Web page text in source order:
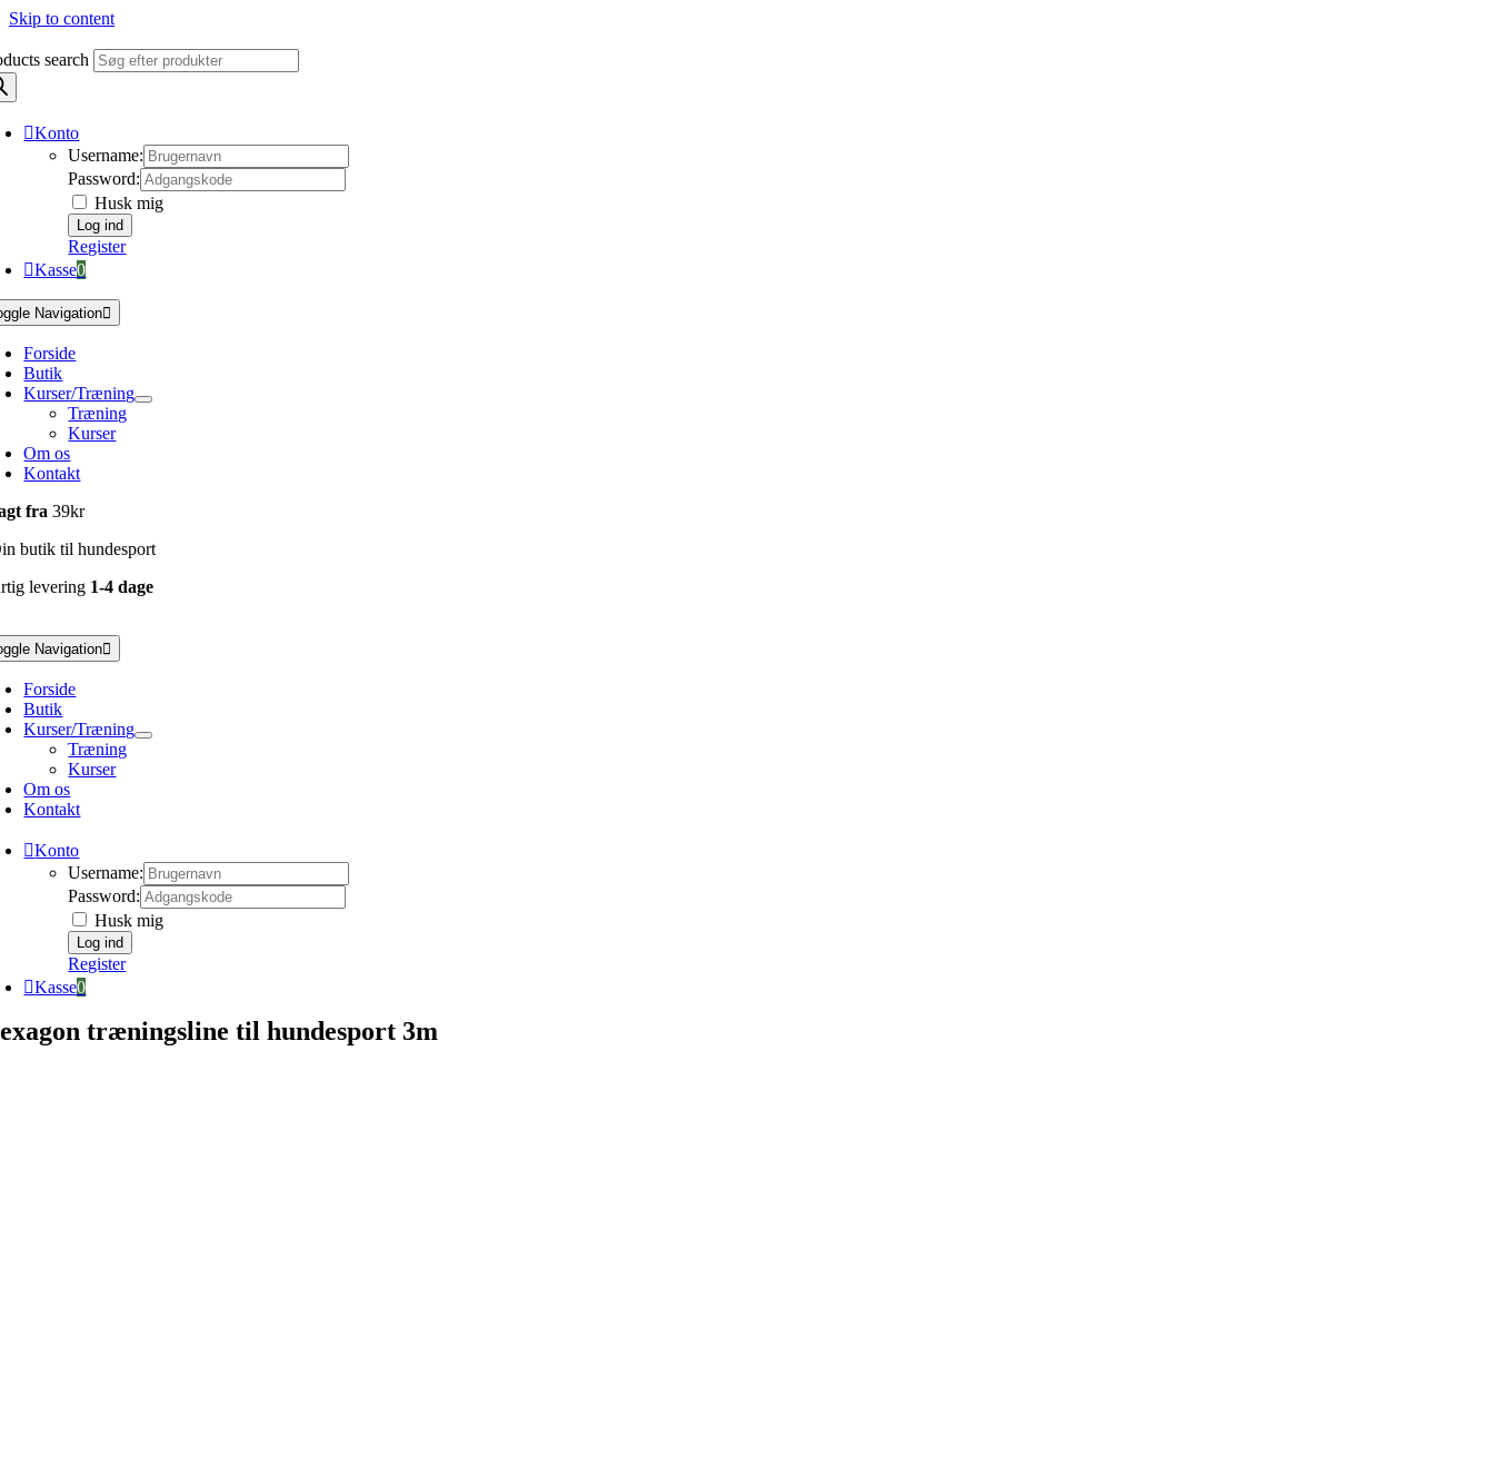
Skip to content
search
Konto
Username:
Password:
Husk mig
Register
Kasse0
Navigation
Forside
Butik
Kurser/Træning
Træning
Kurser
Om os
Kontakt
fra39kr
butik til hundesport
levering 1-4 dage
Navigation
Forside
Butik
Kurser/Træning
Træning
Kurser
Om os
Kontakt
Konto
Username:
Password:
Husk mig
Register
Kasse0
træningsline til hundesport 3m